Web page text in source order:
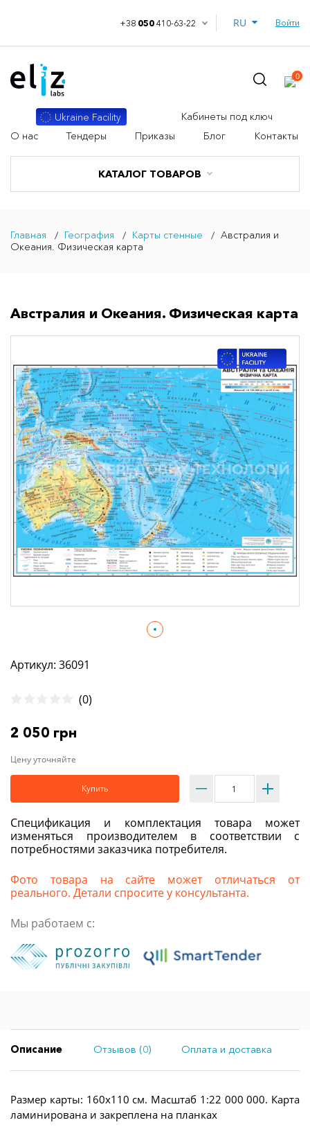
+38 050410-63-22 Войти
КАТАЛОГ ТОВАРОВ
Ukraine Facility
Кабинеты под ключ
О нас
Тендеры Приказы Блог Контакты
0
Главная География Карты стенные
Австралия и
Океания. Физическая карта
Австралия и Океания. Физическая карта
Артикул: 36091
(0)
2 050 грн
Цену уточняйте
Купить
Спецификация и комплектация товара может
изменяться производителем в соответствии с
потребностями заказчика потребителя.
Фото товара на сайте может отличаться от
реального. Детали спросите у консультанта.
Мы работаем с:
Описание Отзывов (0) Оплата и доставка
Размер карты: 160х110 см. Масштаб 1:22 000 000. Карта
ламинирована и закреплена на планках